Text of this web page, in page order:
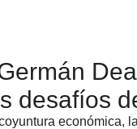
desafíos
económica,